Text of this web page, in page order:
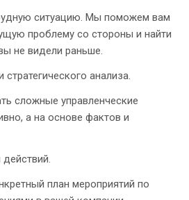
ситуацию. Мы поможем вам
проблему со стороны и найти
не видели раньше.
анализа.
сложные управленческие
а на основе фактов и
действий.
план мероприятий по